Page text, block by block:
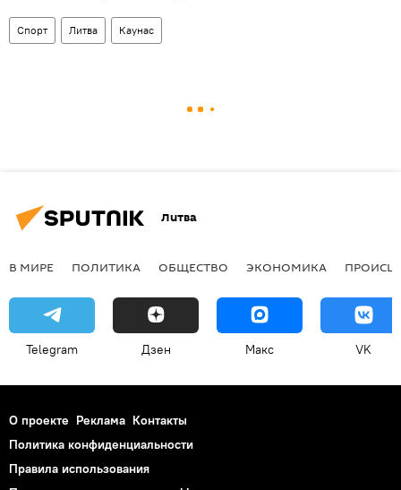
Спорт Литва Каунас
Литва
В МИРЕ ПОЛИТИКА ОБЩЕСТВО ЭКОНОМИКА
Telegram Дзен Макс VK
О проекте Реклама Контакты
Политика конфиденциальности
Правила использования